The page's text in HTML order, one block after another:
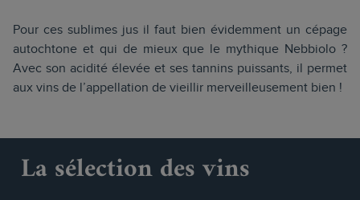
Pour ces sublimes jus il faut bien évidemment un cépage
autochtone et qui de mieux que le mythique Nebbiolo ?
Avec son acidité élevée et ses tannins puissants, il permet
aux vins de l’appellation de vieillir merveilleusement bien !
La sélection des vins